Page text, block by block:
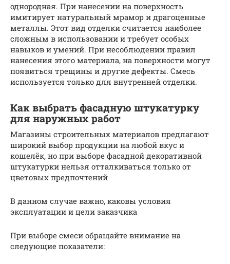
однородная. При нанесении на поверхность
имитирует натуральный мрамор и драгоценные
металлы. Этот вид отделки считается наиболее
сложным в использовании и требует особых
навыков и умений. При несоблюдении правил
нанесения этого материала, на поверхности могут
появиться трещины и другие дефекты. Смесь
используется только для внутренней отделки.
Как выбрать фасадную штукатурку
для наружных работ
Магазины строительных материалов предлагают
широкий выбор продукции на любой вкус и
кошелёк, но при выборе фасадной декоративной
штукатурки нельзя отталкиваться только от
цветовых предпочтений
В данном случае важно, каковы условия
эксплуатации и цели заказчика
При выборе смеси обращайте внимание на
следующие показатели: